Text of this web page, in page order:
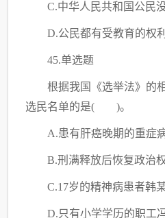
C.中华人民共和国公民
D.公民都有受教育的权
45.单选题
根据我国《选举法》的
选民名单的是( )。
A.患有肝癌晚期的重症
B.刑满释放后恢复政治
C.17岁的精神病患者韩
D.只有小学学历的职工